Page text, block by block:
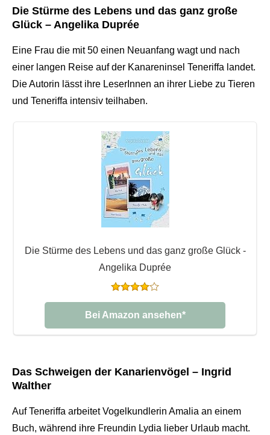
Die Stürme des Lebens und das ganz große
Glück – Angelika Duprée
Eine Frau die mit 50 einen Neuanfang wagt und nach
einer langen Reise auf der Kanareninsel Teneriffa landet.
Die Autorin lässt ihre LeserInnen an ihrer Liebe zu Tieren
und Teneriffa intensiv teilhaben.
Die Stürme des Lebens und das ganz große Glück -
Angelika Duprée
Bei Amazon ansehen*
Das Schweigen der Kanarienvögel – Ingrid
Walther
Auf Teneriffa arbeitet Vogelkundlerin Amalia an einem
Buch, während ihre Freundin Lydia lieber Urlaub macht.